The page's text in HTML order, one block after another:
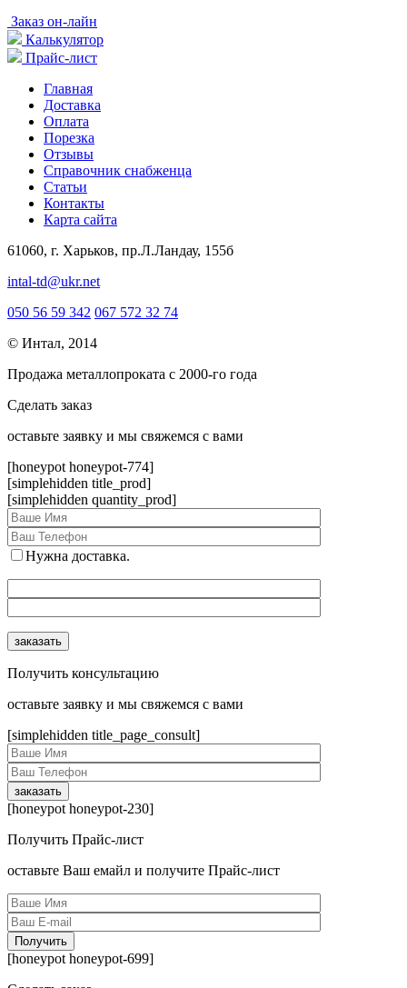
Заказ он-лайн
Калькулятор
Прайс-лист
Главная
Доставка
Оплата
Порезка
Отзывы
Справочник снабженца
Статьи
Контакты
Карта сайта
61060, г. Харьков, пр.Л.Ландау, 155б
intal-td@ukr.net
050 56 59 342 067 572 32 74
© Интал, 2014
Продажа металлопроката с 2000-го года
Сделать заказ
оcтавьте заявку и мы свяжемся с вами
[honeypot honeypot-774]
[simplehidden title_prod]
[simplehidden quantity_prod]
Нужна доставка.
Получить консультацию
оcтавьте заявку и мы свяжемся с вами
[simplehidden title_page_consult]
[honeypot honeypot-230]
Получить Прайс-лист
оcтавьте Ваш емайл и получите Прайс-лист
[honeypot honeypot-699]